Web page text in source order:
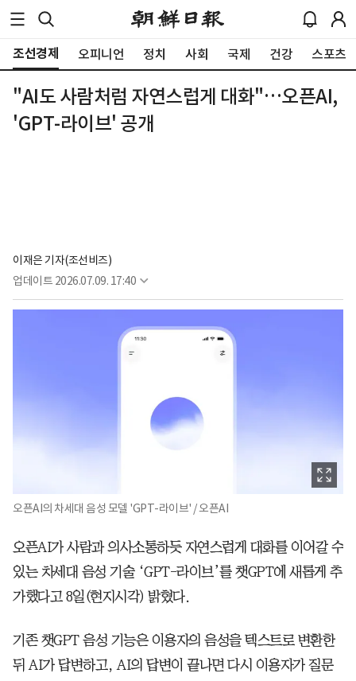
조선경제 오피니언 정치 사회 국제 건강 스포츠
"AI도 사람처럼 자연스럽게 대화"…오픈AI,
'GPT-라이브' 공개
이재은 기자(조선비즈)
업데이트 2026.07.09. 17:40
오픈AI의 차세대 음성 모델 'GPT-라이브' / 오픈AI
오픈AI가 사람과 의사소통하듯 자연스럽게 대화를 이어갈 수
있는 차세대 음성 기술 ‘GPT-라이브’를 챗GPT에 새롭게 추
가했다고 8일(현지시각) 밝혔다.
기존 챗GPT 음성 기능은 이용자의 음성을 텍스트로 변환한
뒤 AI가 답변하고, AI의 답변이 끝나면 다시 이용자가 질문